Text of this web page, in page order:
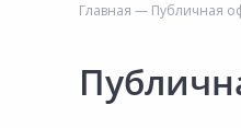
Инструменты и крепёж
Керамическая плитка
Главная — Публичная